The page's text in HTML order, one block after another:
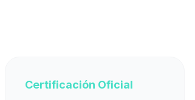
Certificación Oficial